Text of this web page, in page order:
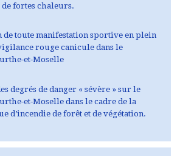
fortes chaleurs.
toute manifestation sportive en plein
rouge canicule dans le
et-Moselle
degrés de danger « sévère » sur le
et-Moselle dans le cadre de la
d’incendie de forêt et de végétation.